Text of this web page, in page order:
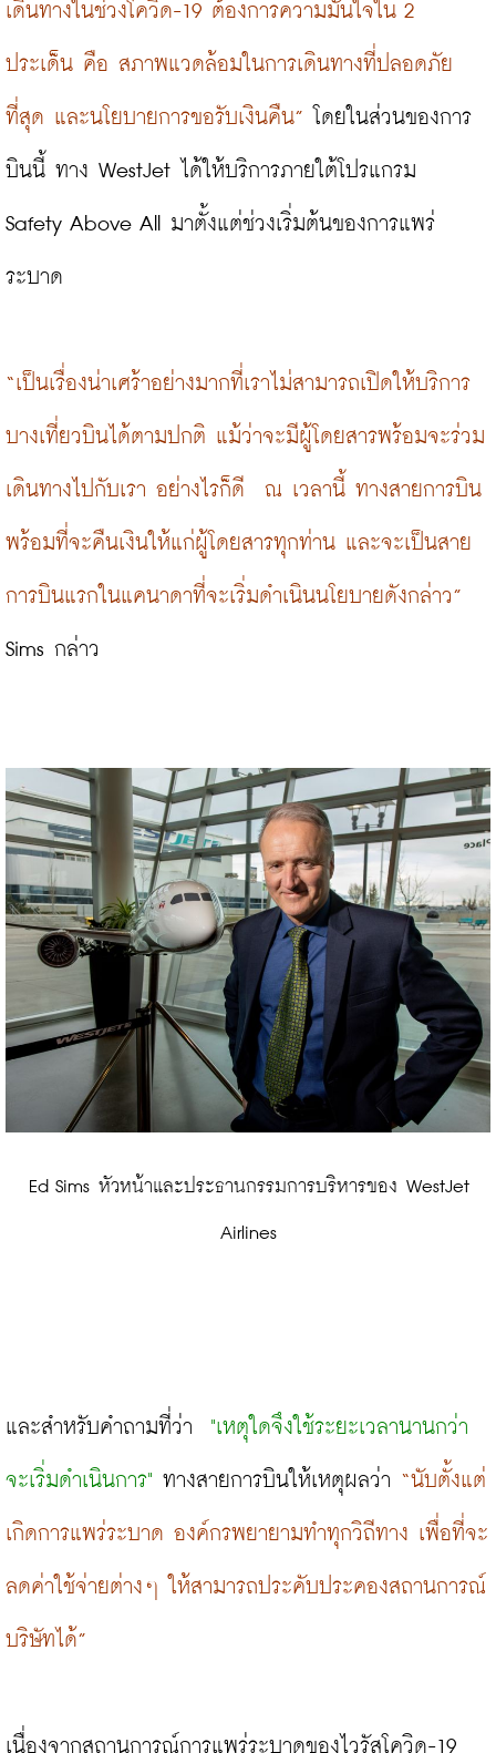
เดินทางในช่วงโควิด-19 ต้องการความมั่นใจใน 2
ประเด็น คือ สภาพแวดล้อมในการเดินทางที่ปลอดภัย
ที่สุด และนโยบายการขอรับเงินคืน” โดยในส่วนของการ
บินนี้ ทาง WestJet ได้ให้บริการภายใต้โปรแกรม
Safety Above All มาตั้งแต่ช่วงเริ่มต้นของการแพร่
ระบาด
“เป็นเรื่องน่าเศร้าอย่างมากที่เราไม่สามารถเปิดให้บริการ
บางเที่ยวบินได้ตามปกติ แม้ว่าจะมีผู้โดยสารพร้อมจะร่วม
เดินทางไปกับเรา อย่างไรก็ดี  ณ เวลานี้ ทางสายการบิน
พร้อมที่จะคืนเงินให้แก่ผู้โดยสารทุกท่าน และจะเป็นสาย
การบินแรกในแคนาดาที่จะเริ่มดำเนินนโยบายดังกล่าว”
Sims กล่าว
Airlines
และสำหรับคำถามที่ว่า "เหตุใดจึงใช้ระยะเวลานานกว่า
จะเริ่มดำเนินการ" ทางสายการบินให้เหตุผลว่า “นับตั้งแต่
เกิดการแพร่ระบาด องค์กรพยายามทำทุกวิถีทาง เพื่อที่จะ
ลดค่าใช้จ่ายต่างๆ ให้สามารถประคับประคองสถานการณ์
บริษัทได้”
เนื่องจากสถานการณ์การแพร่ระบาดของไวรัสโควิด-19